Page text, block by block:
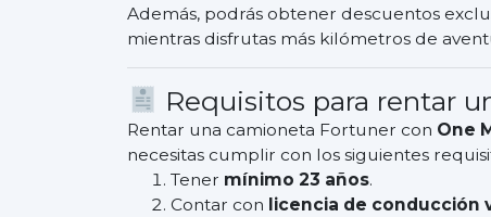
Además, podrás obtener descuentos
mientras disfrutas más kilómetros de
Requisitos para rentar
Rentar una camioneta Fortuner con One
necesitas cumplir con los siguientes
Tener mínimo 23 años.
Contar con licencia de conducción